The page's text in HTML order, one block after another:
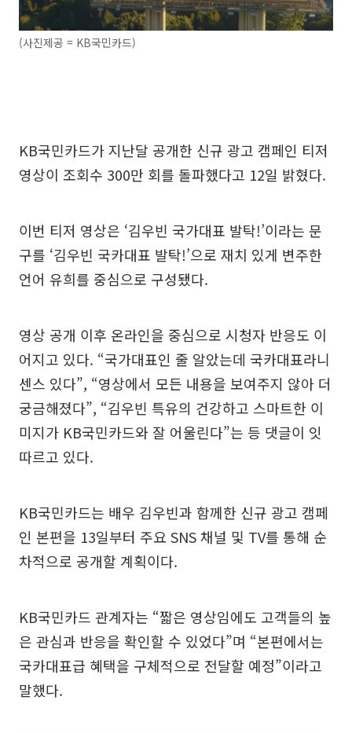
(사진제공 = KB국민카드)
KB국민카드가 지난달 공개한 신규 광고 캠페인 티저
영상이 조회수 300만 회를 돌파했다고 12일 밝혔다.
이번 티저 영상은 ‘김우빈 국가대표 발탁!’이라는 문
구를 ‘김우빈 국카대표 발탁!’으로 재치 있게 변주한
언어 유희를 중심으로 구성됐다.
영상 공개 이후 온라인을 중심으로 시청자 반응도 이
어지고 있다. “국가대표인 줄 알았는데 국카대표라니
센스 있다”, “영상에서 모든 내용을 보여주지 않아 더
궁금해졌다”, “김우빈 특유의 건강하고 스마트한 이
미지가 KB국민카드와 잘 어울린다”는 등 댓글이 잇
따르고 있다.
KB국민카드는 배우 김우빈과 함께한 신규 광고 캠페
인 본편을 13일부터 주요 SNS 채널 및 TV를 통해 순
차적으로 공개할 계획이다.
KB국민카드 관계자는 “짧은 영상임에도 고객들의 높
은 관심과 반응을 확인할 수 있었다”며 “본편에서는
국카대표급 혜택을 구체적으로 전달할 예정”이라고
말했다.